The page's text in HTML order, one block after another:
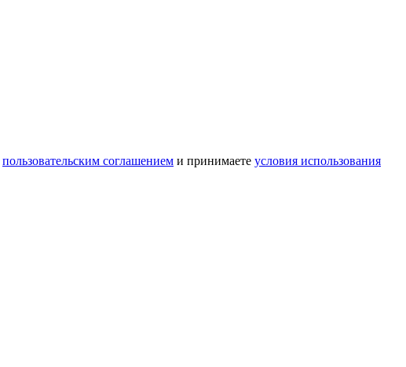
пользовательским соглашением и принимаете условия использования